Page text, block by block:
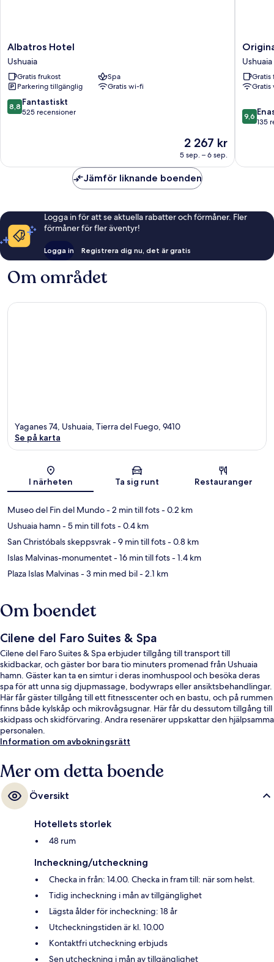
Albatros
Hotel
Ushuaia
Albatros Hotel
Ushuaia
Gratis frukost
Spa
Parkering tillgänglig
Gratis wi-fi
8.8
av
8,8 Fantastiskt
525 recensioner
Priset
är
2 267 kr
2 267 kr
5 sep. – 6 sep.
Original
House
Hotel
Ushuaia
Ushuaia
Gratis
9.6
av
9,6
135
Jämför liknande boenden
Logga in för att se aktuella rabatter och förmåner. Fler
förmåner för fler äventyr!
Logga in Registrera dig nu, det är gratis
Om området
Karta
Yaganes 74, Ushuaia, Tierra del Fuego, 9410
Se på karta
I närheten Ta sig runt Restauranger
Museo del Fin del Mundo- 2 min till fots- 0.2 km
Ushuaia hamn- 5 min till fots- 0.4 km
San Christóbals skeppsvrak- 9 min till fots- 0.8 km
Islas Malvinas-monumentet- 16 min till fots- 1.4 km
Plaza Islas Malvinas- 3 min med bil- 2.1 km
Om boendet
Cilene del Faro Suites & Spa
Cilene del Faro Suites & Spa erbjuder tillgång till transport till
skidbackar, och gäster bor bara tio minuters promenad från Ushuaia
hamn. Gäster kan ta en simtur i deras inomhuspool och besöka deras
spa för att unna sig djupmassage, bodywraps eller ansiktsbehandlingar.
Här får gäster tillgång till ett fitnesscenter och en bastu, och på rummen
finns både kylskåp och mikrovågsugnar. Här får du dessutom tillgång till
skidpass och skidförvaring. Andra resenärer uppskattar den hjälpsamma
personalen.
Information om avbokningsrätt
Mer om detta boende
Översikt
Hotellets storlek
48 rum
Incheckning/utcheckning
Checka in från: 14.00. Checka in fram till: när som helst.
Tidig incheckning i mån av tillgänglighet
Lägsta ålder för incheckning: 18 år
Utcheckningstiden är kl. 10.00
Kontaktfri utcheckning erbjuds
Sen utcheckning i mån av tillgänglighet